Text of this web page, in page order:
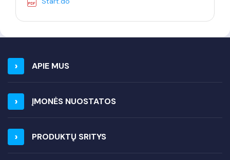
APIE MUS
ĮMONĖS NUOSTATOS
PRODUKTŲ SRITYS